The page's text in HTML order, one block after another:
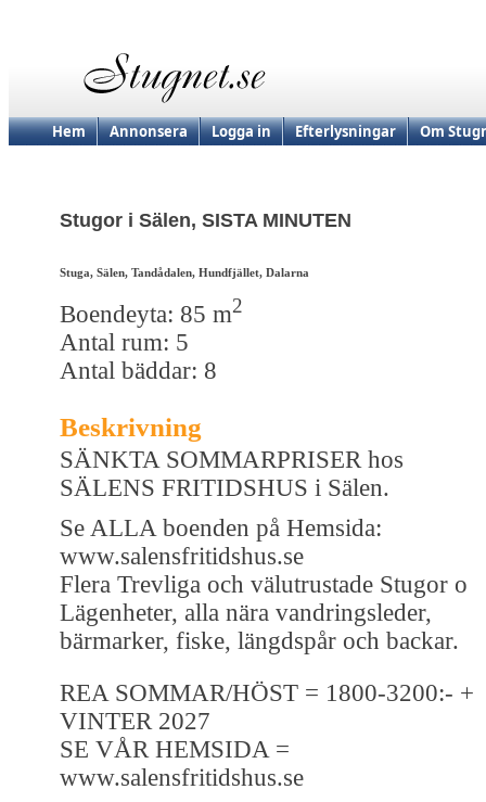
Hem Annonsera Logga in Efterlysningar Om
Stugor i Sälen, SISTA MINUTEN
Stuga, Sälen, Tandådalen, Hundfjället, Dalarna
Boendeyta: 85 m2
Antal rum: 5
Antal bäddar: 8
Beskrivning
SÄNKTA SOMMARPRISER hos
SÄLENS FRITIDSHUS i Sälen.
Se ALLA boenden på Hemsida:
www.salensfritidshus.se
Flera Trevliga och välutrustade Stugor o
Lägenheter, alla nära vandringsleder,
bärmarker, fiske, längdspår och backar.
REA SOMMAR/HÖST = 1800-3200:- +
VINTER 2027
SE VÅR HEMSIDA =
www.salensfritidshus.se